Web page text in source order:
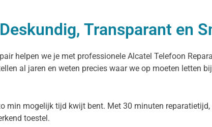
Transparant en
helpen we je met professionele Alcatel Telefoon
al jaren en weten precies waar we op moeten letten
min mogelijk tijd kwijt bent. Met 30 minuten
toestel.